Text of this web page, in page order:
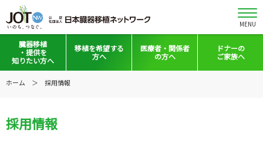
MENU
臓器移植
・提供を
知りたい方へ
移植と提供とは
日本の移植事情
移植を希望する
方へ
移植希望登録をお考えの方へ
医療者・ 関係者
の方へ
医療者向けお知らせ
会員の皆さまへ
ドナーの
ご家族へ
ホーム 採用情報
採用情報